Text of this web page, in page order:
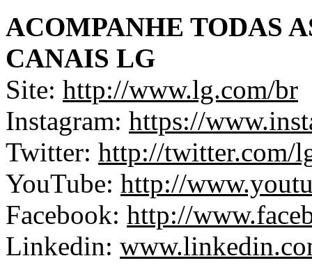
ACOMPANHE TODAS
CANAIS LG
Site: http://www.lg.com/br
Instagram: https://
Twitter: http://twitter.com/
YouTube: http://
Facebook: http://
Linkedin: